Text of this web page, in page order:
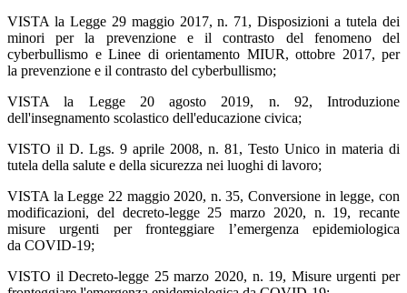
VISTA la Legge 29 maggio 2017, n. 71, Disposizioni a tutela dei
minori per la prevenzione e il contrasto del fenomeno del
cyberbullismo e Linee di orientamento MIUR, ottobre 2017, per
la prevenzione e il contrasto del cyberbullismo;
VISTA la Legge 20 agosto 2019, n. 92, Introduzione
dell'insegnamento scolastico dell'educazione civica;
VISTO il D. Lgs. 9 aprile 2008, n. 81, Testo Unico in materia di
tutela della salute e della sicurezza nei luoghi di lavoro;
VISTA la Legge 22 maggio 2020, n. 35, Conversione in legge, con
modificazioni, del decreto-legge 25 marzo 2020, n. 19, recante
misure urgenti per fronteggiare l’emergenza epidemiologica
da COVID-19;
VISTO il Decreto-legge 25 marzo 2020, n. 19, Misure urgenti per